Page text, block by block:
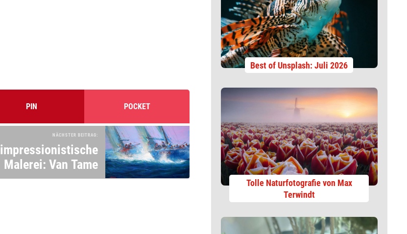
PIN POCKET
NÄCHSTER BEITRAG:
impressionistische
Malerei: Van Tame
Best of Unsplash: Juli 2026
Tolle Naturfotografie von Max
Terwindt